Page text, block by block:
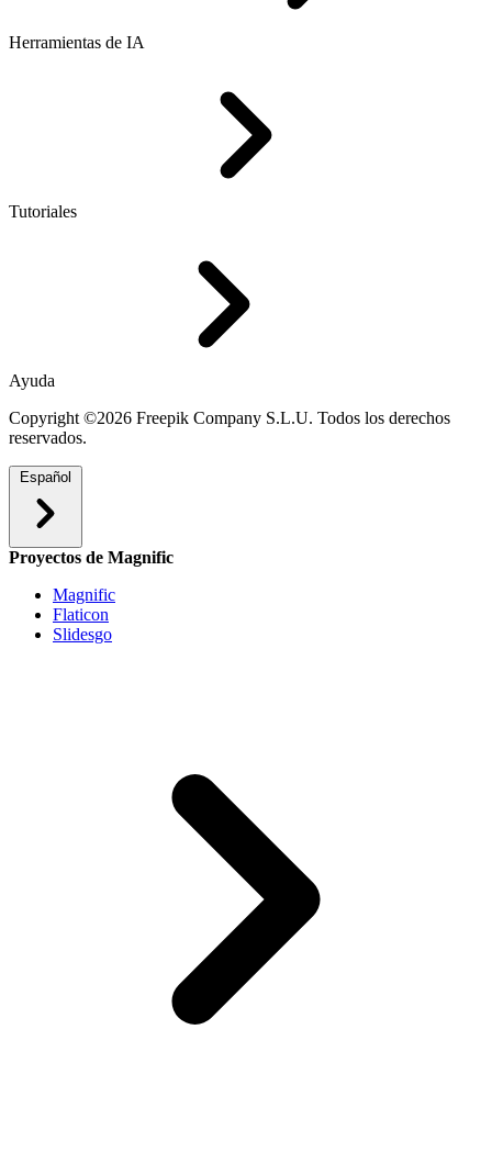
Herramientas de IA
Tutoriales
Ayuda
Copyright ©2026 Freepik Company S.L.U. Todos los derechos
reservados.
Español
Proyectos de Magnific
Magnific
Flaticon
Slidesgo